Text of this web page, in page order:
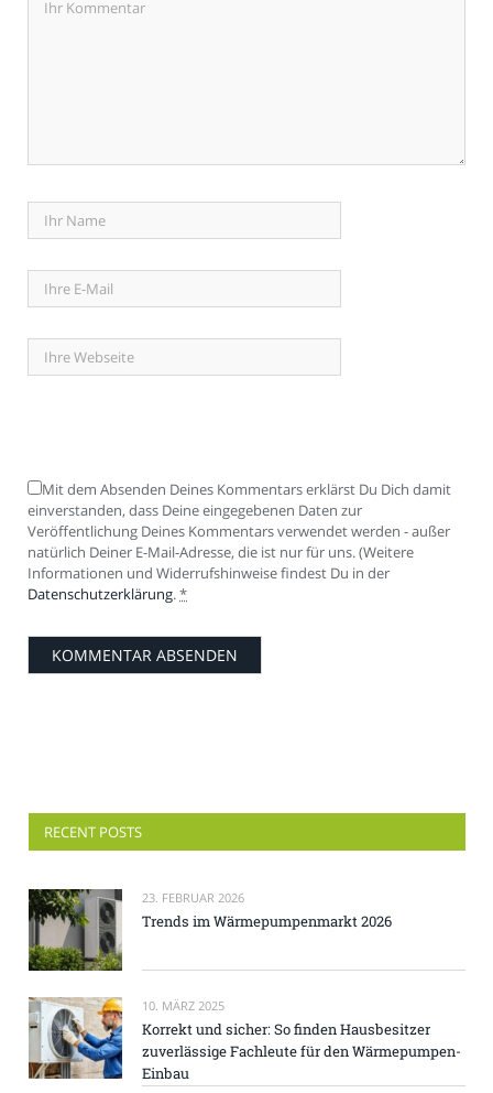
Mit dem Absenden Deines Kommentars erklärst Du Dich damit
einverstanden, dass Deine eingegebenen Daten zur
Veröffentlichung Deines Kommentars verwendet werden - außer
natürlich Deiner E-Mail-Adresse, die ist nur für uns. (Weitere
Informationen und Widerrufshinweise findest Du in der
Datenschutzerklärung.*
RECENT POSTS
23. FEBRUAR 2026
Trends im Wärmepumpenmarkt 2026
10. MÄRZ 2025
Korrekt und sicher: So finden Hausbesitzer
zuverlässige Fachleute für den Wärmepumpen-
Einbau